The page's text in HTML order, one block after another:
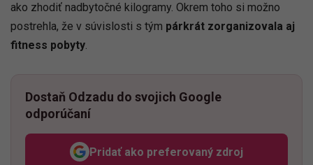
ako zhodiť nadbytočné kilogramy. Okrem toho si možno
postrehla, že v súvislosti s tým párkrát zorganizovala aj
fitness pobyty.
Dostaň Odzadu do svojich Google
odporúčaní
Pridať ako preferovaný zdroj
Odzadu, odkaz sa otvorí v